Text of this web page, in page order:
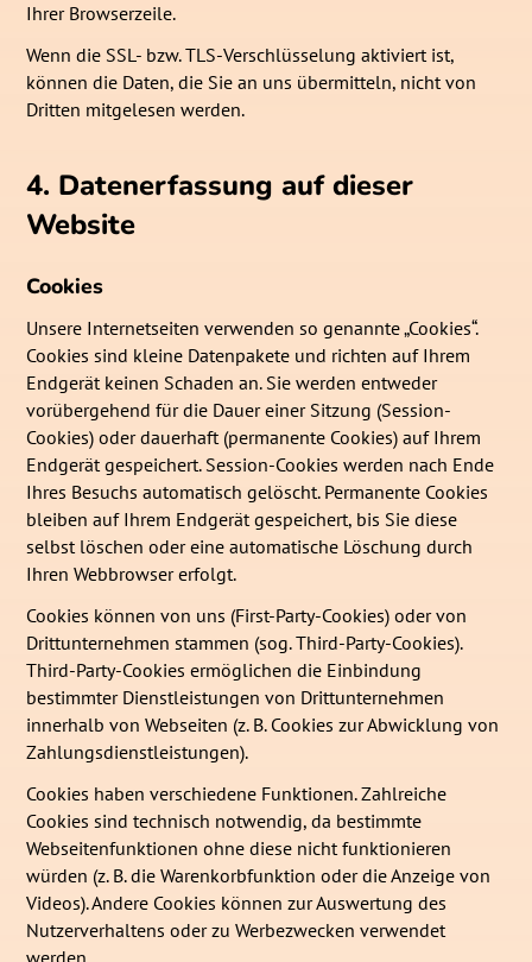
Ihrer Browserzeile.
Wenn die SSL- bzw. TLS-Verschlüsselung aktiviert ist,
können die Daten, die Sie an uns übermitteln, nicht von
Dritten mitgelesen werden.
4. Datenerfassung auf dieser
Website
Cookies
Unsere Internetseiten verwenden so genannte „Cookies“.
Cookies sind kleine Datenpakete und richten auf Ihrem
Endgerät keinen Schaden an. Sie werden entweder
vorübergehend für die Dauer einer Sitzung (Session-
Cookies) oder dauerhaft (permanente Cookies) auf Ihrem
Endgerät gespeichert. Session-Cookies werden nach Ende
Ihres Besuchs automatisch gelöscht. Permanente Cookies
bleiben auf Ihrem Endgerät gespeichert, bis Sie diese
selbst löschen oder eine automatische Löschung durch
Ihren Webbrowser erfolgt.
Cookies können von uns (First-Party-Cookies) oder von
Drittunternehmen stammen (sog. Third-Party-Cookies).
Third-Party-Cookies ermöglichen die Einbindung
bestimmter Dienstleistungen von Drittunternehmen
innerhalb von Webseiten (z. B. Cookies zur Abwicklung von
Zahlungsdienstleistungen).
Cookies haben verschiedene Funktionen. Zahlreiche
Cookies sind technisch notwendig, da bestimmte
Webseitenfunktionen ohne diese nicht funktionieren
würden (z. B. die Warenkorbfunktion oder die Anzeige von
Videos). Andere Cookies können zur Auswertung des
Nutzerverhaltens oder zu Werbezwecken verwendet
werden.